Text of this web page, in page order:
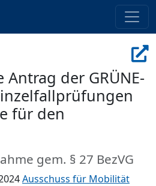
der GRÜNE-
für den
gem. § 27 BezVG
Ausschuss für Mobilität